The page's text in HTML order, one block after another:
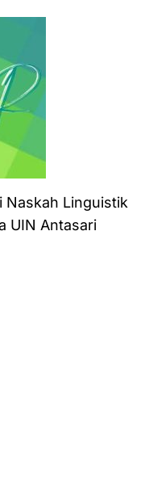
Naskah Linguistik
UIN Antasari